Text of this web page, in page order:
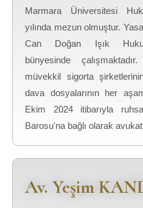
Marmara Üniversitesi
yılında mezun olmuştur.
Can Doğan Işık
bünyesinde
müvekkil sigorta
dava dosyalarının her
Ekim 2024 itibarıyla
Barosu'na bağlı olarak
Av. Yeşim